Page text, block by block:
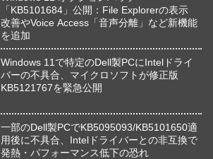
「KB5101684」公開：File Explorerの表示
改善やVoice Access「音声分離」など新機能
を追加
Windows 11で特定のDell製PCにIntelドライ
バーの不具合、マイクロソフトが修正版
KB5121767を緊急公開
一部のDell製PCでKB5095093/KB5101650適
用後に不具合、Intelドライバーとの非互換で
発熱・パフォーマンス低下の恐れ